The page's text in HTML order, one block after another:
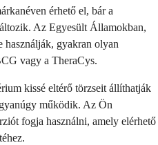
érhető el, bár a
Az Egyesült Államokban,
használják, gyakran olyan
vagy a TheraCys.
kissé eltérő törzseit állíthatják
működik. Az Ön
fogja használni, amely elérhető